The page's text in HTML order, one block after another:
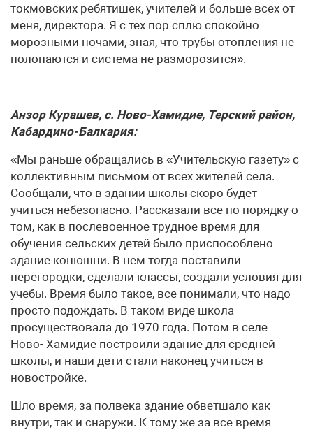
токмовских ребятишек, учителей и больше всех от
меня, директора. Я с тех пор сплю спокойно
морозными ночами, зная, что трубы отопления не
полопаются и система не разморозится».
Анзор Курашев, с. Ново-Хамидие, Терский район,
Кабардино-Балкария:
«Мы раньше обращались в «Учительскую газету» с
коллективным письмом от всех жителей села.
Сообщали, что в здании школы скоро будет
учиться небезопасно. Рассказали все по порядку о
том, как в послевоенное трудное время для
обучения сельских детей было приспособлено
здание конюшни. В нем тогда поставили
перегородки, сделали классы, создали условия для
учебы. Время было такое, все понимали, что надо
просто подождать. В таком виде школа
просуществовала до 1970 года. Потом в селе
Ново- Хамидие построили здание для средней
школы, и наши дети стали наконец учиться в
новостройке.
Шло время, за полвека здание обветшало как
внутри, так и снаружи. К тому же за все время